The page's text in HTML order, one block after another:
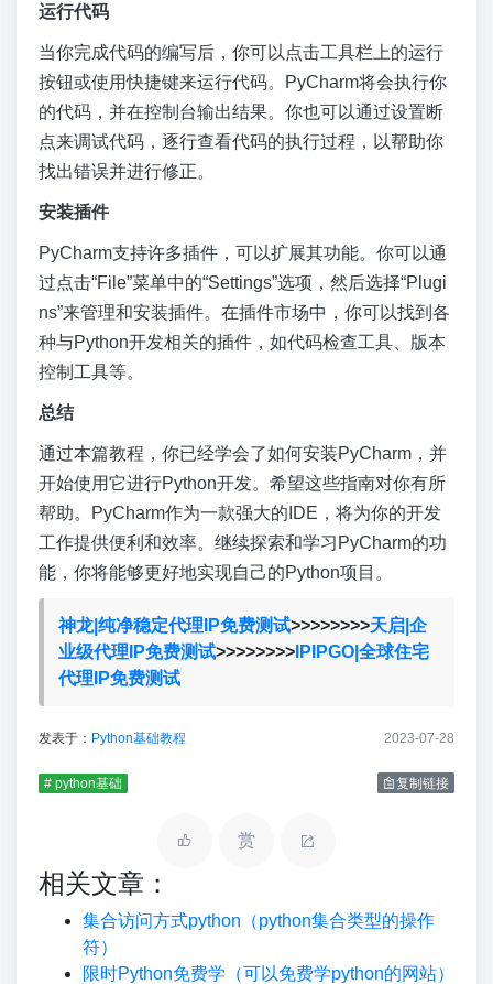
运行代码
当你完成代码的编写后，你可以点击工具栏上的运行
按钮或使用快捷键来运行代码。PyCharm将会执行你
的代码，并在控制台输出结果。你也可以通过设置断
点来调试代码，逐行查看代码的执行过程，以帮助你
找出错误并进行修正。
安装插件
PyCharm支持许多插件，可以扩展其功能。你可以通
过点击“File”菜单中的“Settings”选项，然后选择“Plugi
ns”来管理和安装插件。在插件市场中，你可以找到各
种与Python开发相关的插件，如代码检查工具、版本
控制工具等。
总结
通过本篇教程，你已经学会了如何安装PyCharm，并
开始使用它进行Python开发。希望这些指南对你有所
帮助。PyCharm作为一款强大的IDE，将为你的开发
工作提供便利和效率。继续探索和学习PyCharm的功
能，你将能够更好地实现自己的Python项目。
神龙|纯净稳定代理IP免费测试>>>>>>>>天启|企
业级代理IP免费测试>>>>>>>>IPIPGO|全球住宅
代理IP免费测试
发表于： Python基础教程 2023-07-28
# python基础 复制链接
赏
相关文章：
集合访问方式python（python集合类型的操作
符）
限时Python免费学（可以免费学python的网站）